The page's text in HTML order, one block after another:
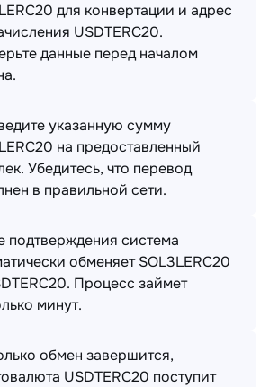
для конвертации и адрес
USDTERC20.
данные перед началом
указанную сумму
на предоставленный
Убедитесь, что перевод
в правильной сети.
подтверждения система
обменяет SOL3LERC20
Процесс займет
минут.
обмен завершится,
USDTERC20 поступит